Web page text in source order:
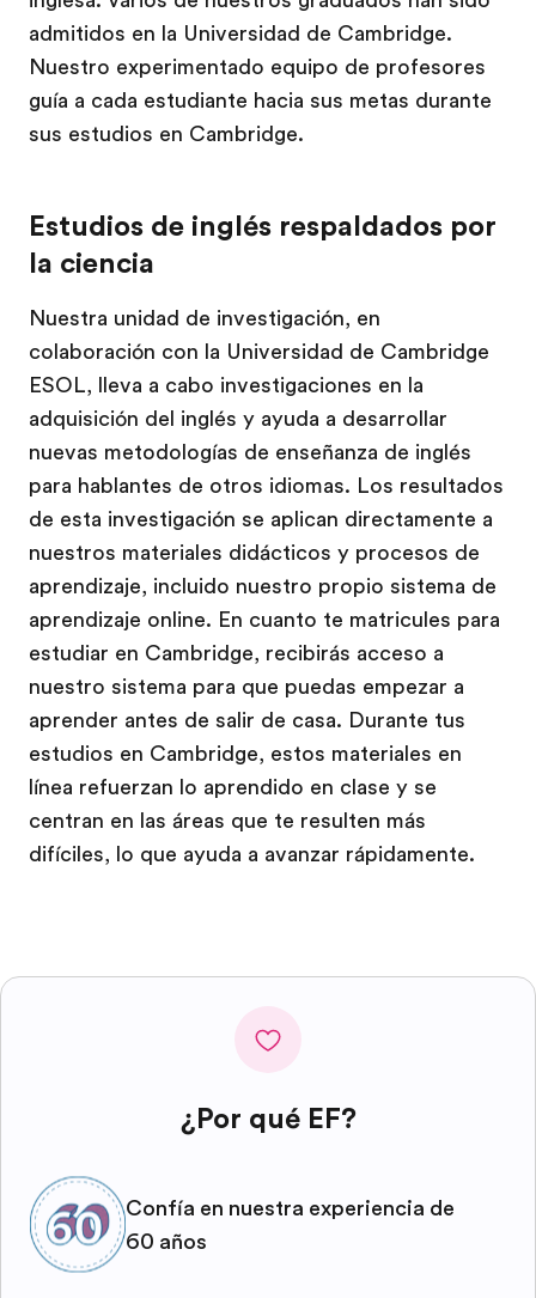
admitidos en la Universidad de Cambridge.
Nuestro experimentado equipo de profesores
guía a cada estudiante hacia sus metas durante
sus estudios en Cambridge.
Estudios de inglés respaldados por
la ciencia
Nuestra unidad de investigación, en
colaboración con la Universidad de Cambridge
ESOL, lleva a cabo investigaciones en la
adquisición del inglés y ayuda a desarrollar
nuevas metodologías de enseñanza de inglés
para hablantes de otros idiomas. Los resultados
de esta investigación se aplican directamente a
nuestros materiales didácticos y procesos de
aprendizaje, incluido nuestro propio sistema de
aprendizaje online. En cuanto te matricules para
estudiar en Cambridge, recibirás acceso a
nuestro sistema para que puedas empezar a
aprender antes de salir de casa. Durante tus
estudios en Cambridge, estos materiales en
línea refuerzan lo aprendido en clase y se
centran en las áreas que te resulten más
difíciles, lo que ayuda a avanzar rápidamente.
¿Por qué EF?
Confía en nuestra experiencia de
60 años